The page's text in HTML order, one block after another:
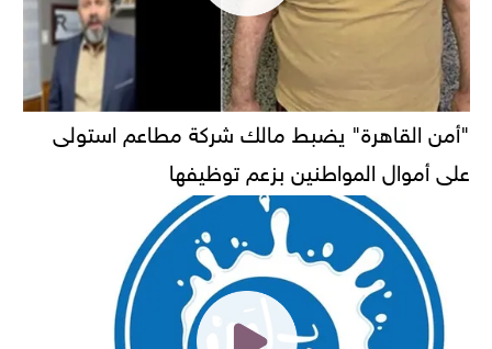
"أمن القاهرة" يضبط مالك شركة مطاعم استولى
على أموال المواطنين بزعم توظيفها